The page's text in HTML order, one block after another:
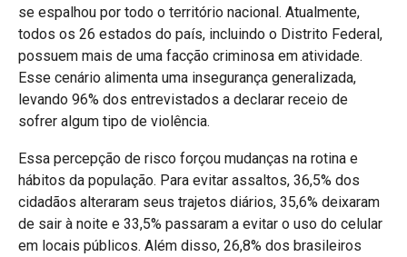
se espalhou por todo o território nacional. Atualmente,
todos os 26 estados do país, incluindo o Distrito Federal,
possuem mais de uma facção criminosa em atividade.
Esse cenário alimenta uma insegurança generalizada,
levando 96% dos entrevistados a declarar receio de
sofrer algum tipo de violência.
Essa percepção de risco forçou mudanças na rotina e
hábitos da população. Para evitar assaltos, 36,5% dos
cidadãos alteraram seus trajetos diários, 35,6% deixaram
de sair à noite e 33,5% passaram a evitar o uso do celular
em locais públicos. Além disso, 26,8% dos brasileiros